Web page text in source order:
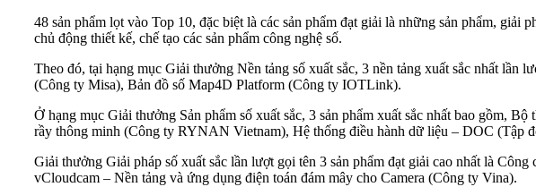
48 sản phẩm lọt vào Top 10, đặc biệt là các sản phẩm đạt giải là những sản phẩm,
chủ động thiết kế, chế tạo các sản phẩm công nghệ số.
Theo đó, tại hạng mục Giải thưởng Nền tảng số xuất sắc, 3 nền tảng xuất sắc nhất
(Công ty Misa), Bản đồ số Map4D Platform (Công ty IOTLink).
Ở hạng mục Giải thưởng Sản phẩm số xuất sắc, 3 sản phẩm xuất sắc nhất bao gồm,
rầy thông minh (Công ty RYNAN Vietnam), Hệ thống điều hành dữ liệu – DOC (Tập
Giải thưởng Giải pháp số xuất sắc lần lượt gọi tên 3 sản phẩm đạt giải cao nhất là
vCloudcam – Nền tảng và ứng dụng điện toán đám mây cho Camera (Công ty Vina).